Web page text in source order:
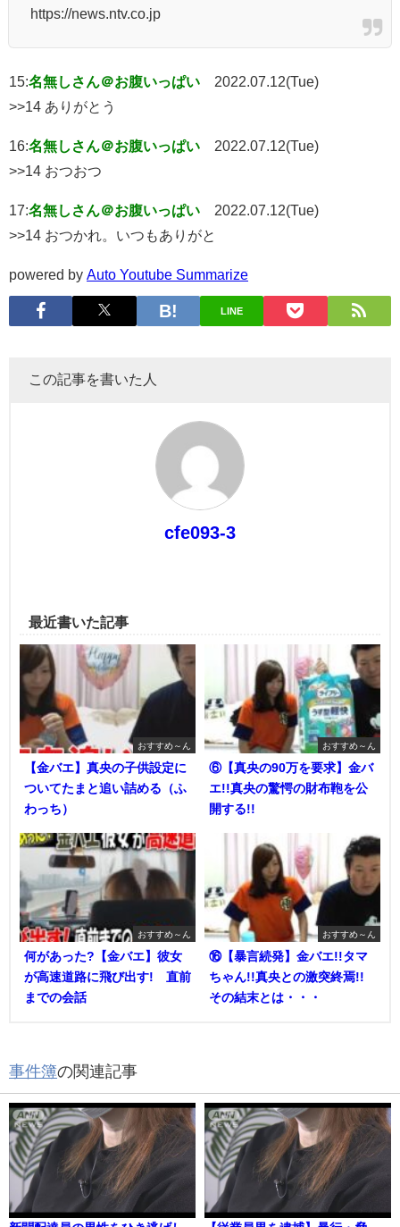
https://news.ntv.co.jp
15:名無しさん＠お腹いっぱい
2022.07.12(Tue)
>>14 ありがとう
16:名無しさん＠お腹いっぱい
2022.07.12(Tue)
>>14 おつおつ
17:名無しさん＠お腹いっぱい
2022.07.12(Tue)
>>14 おつかれ。いつもありがと
powered by Auto Youtube Summarize
LINE
この記事を書いた人
cfe093-3
最近書いた記事
おすすめ～ん
【金バエ】真央の子供設定に
ついてたまと追い詰める（ふ
わっち）
おすすめ～ん
⑥【真央の90万を要求】金バ
エ!!真央の驚愕の財布鞄を公
開する!!
おすすめ～ん
何があった?【金バエ】彼女
が高速道路に飛び出す! 直前
までの会話
おすすめ～ん
⑯【暴言続発】金バエ!!タマ
ちゃん!!真央との激突終焉!!
その結末とは・・・
事件簿の関連記事